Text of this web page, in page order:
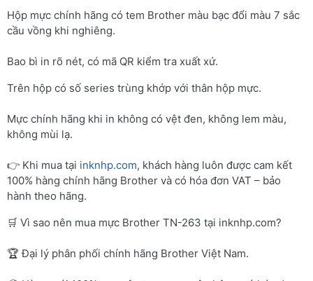
Hộp mực chính hãng có tem Brother màu bạc đổi màu 7 sắc
cầu vồng khi nghiêng.
Bao bì in rõ nét, có mã QR kiểm tra xuất xứ.
Trên hộp có số series trùng khớp với thân hộp mực.
Mực chính hãng khi in không có vệt đen, không lem màu,
không mùi lạ.
👉 Khi mua tại inknhp.com, khách hàng luôn được cam kết
100% hàng chính hãng Brother và có hóa đơn VAT – bảo
hành theo hãng.
🛒 Vì sao nên mua mực Brother TN-263 tại inknhp.com?
🏆 Đại lý phân phối chính hãng Brother Việt Nam.